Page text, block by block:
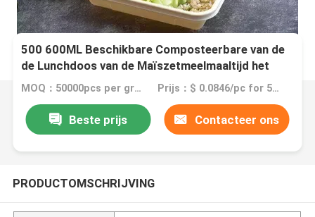
500 600ML Beschikbare Composteerbare van de
de Lunchdoos van de Maïszetmeelmaaltijd het
Snelle Voedsel Verpakkingsdoos
MOQ：50000pcs per grootte Prijs：$ 0.0846/pc for 500ml Cornstarch Takeaway Food Boxes
Beste prijs Contacteer ons
PRODUCTOMSCHRIJVING